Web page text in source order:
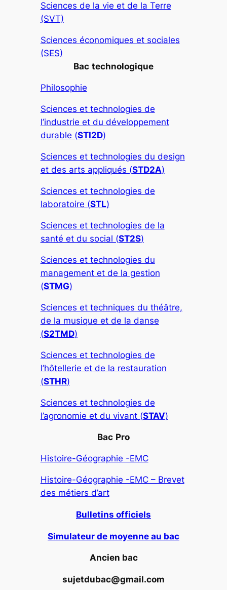
Sciences de la vie et de la Terre
(SVT)
Sciences économiques et sociales
(SES)
Bac technologique
Philosophie
Sciences et technologies de
l’industrie et du développement
durable (STI2D)
Sciences et technologies du design
et des arts appliqués (STD2A)
Sciences et technologies de
laboratoire (STL)
Sciences et technologies de la
santé et du social (ST2S)
Sciences et technologies du
management et de la gestion
(STMG)
Sciences et techniques du théâtre,
de la musique et de la danse
(S2TMD)
Sciences et technologies de
l’hôtellerie et de la restauration
(STHR)
Sciences et technologies de
l’agronomie et du vivant (STAV)
Bac Pro
Histoire-Géographie -EMC
Histoire-Géographie -EMC – Brevet
des métiers d’art
Bulletins officiels
Simulateur de moyenne au bac
Ancien bac
sujetdubac@gmail.com